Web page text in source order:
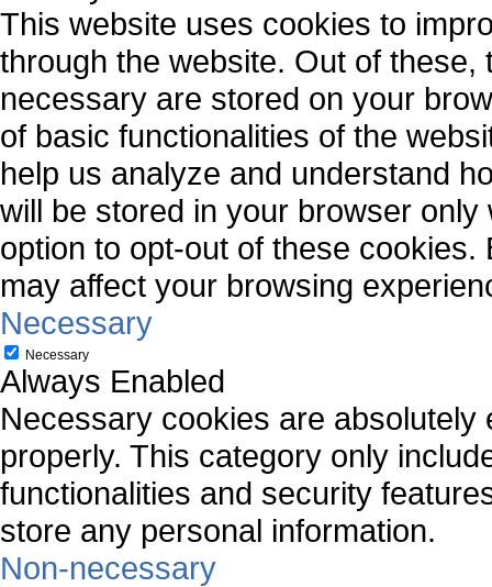
This website uses cookies to
through the website. Out of
necessary are stored on your
of basic functionalities of the
help us analyze and understand
will be stored in your browser
option to opt-out of these
may affect your browsing
Necessary
Necessary
Always Enabled
Necessary cookies are
properly. This category only
functionalities and security
store any personal information.
Non-necessary